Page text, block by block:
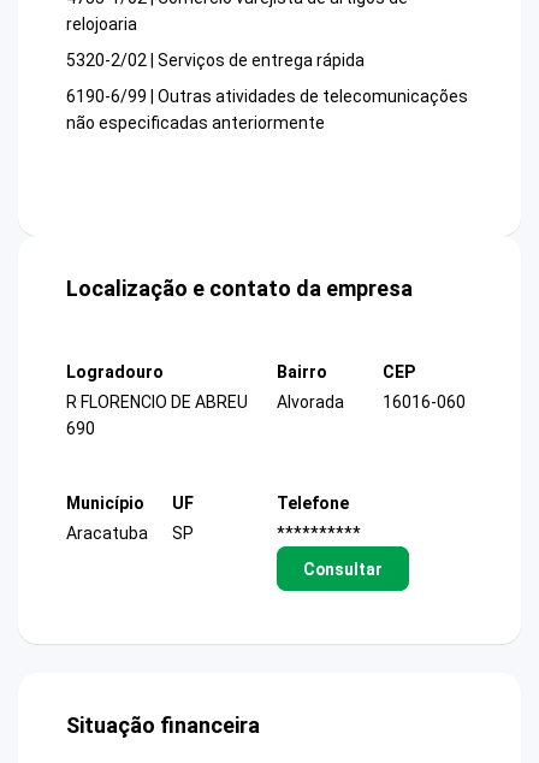
relojoaria
5320-2/02 | Serviços de entrega rápida
6190-6/99 | Outras atividades de telecomunicações
não especificadas anteriormente
Localização e contato da empresa
Logradouro
R FLORENCIO DE ABREU
690
Bairro
Alvorada
CEP
16016-060
Município
Aracatuba
UF
SP
Telefone
**********
Consultar
Situação financeira